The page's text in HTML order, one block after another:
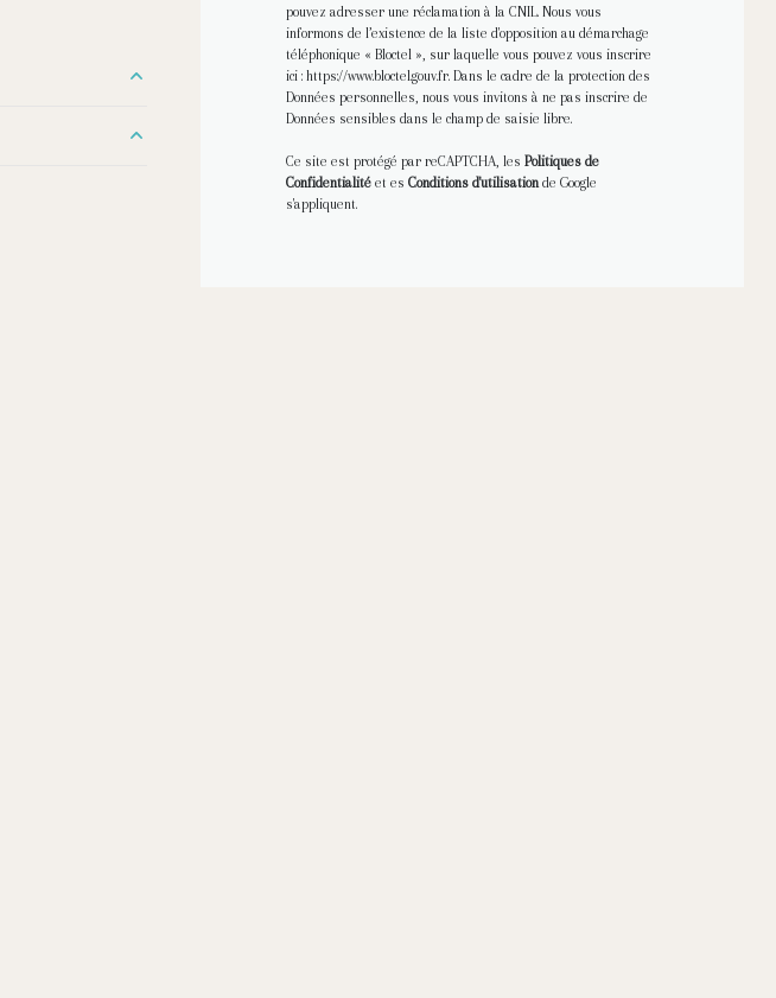
pouvez adresser une réclamation à la CNIL. Nous vous
informons de l’existence de la liste d'opposition au démarchage
téléphonique « Bloctel », sur laquelle vous pouvez vous inscrire
ici : https://www.bloctel.gouv.fr. Dans le cadre de la protection des
Données personnelles, nous vous invitons à ne pas inscrire de
Données sensibles dans le champ de saisie libre.
Ce site est protégé par reCAPTCHA, les Politiques de
Confidentialitéet es Conditions d'utilisationde Google
s'appliquent.